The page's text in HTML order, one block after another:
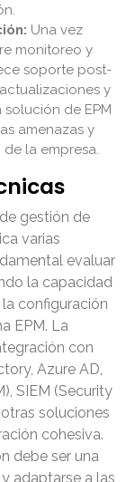
Una vez
monitoreo y
soporte post-
y
de EPM
amenazas y
la empresa.
gestión de
varias
evaluar
la capacidad
configuración
EPM. La
con
Azure AD,
SIEM (Security
soluciones
cohesiva.
debe ser una
adaptarse a las